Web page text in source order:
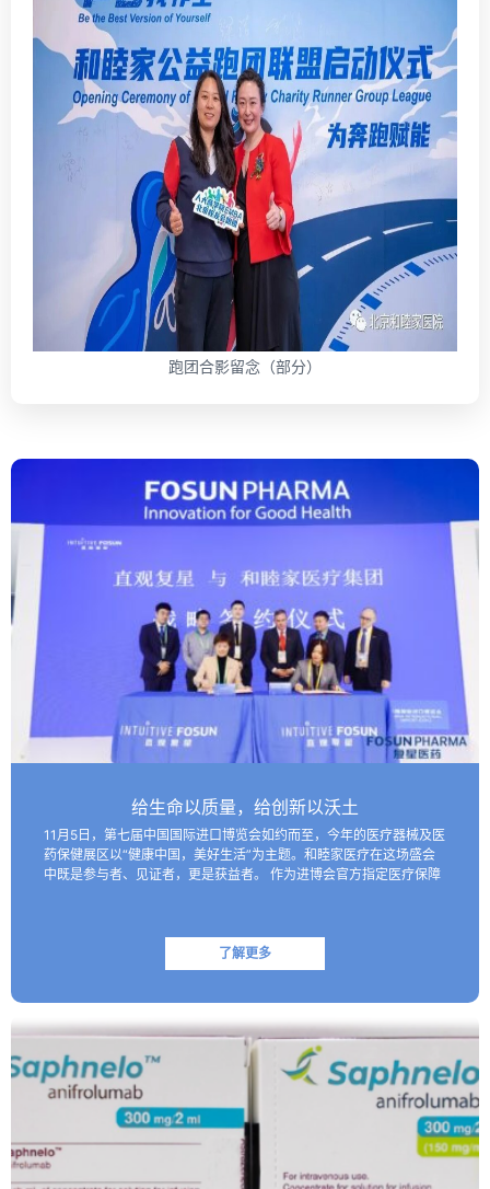
跑团合影留念（部分）
给生命以质量，给创新以沃土
11月5日，第七届中国国际进口博览会如约而至，今年的医疗器械及医
药保健展区以“健康中国，美好生活”为主题。和睦家医疗在这场盛会
中既是参与者、见证者，更是获益者。 作为进博会官方指定医疗保障
了解更多